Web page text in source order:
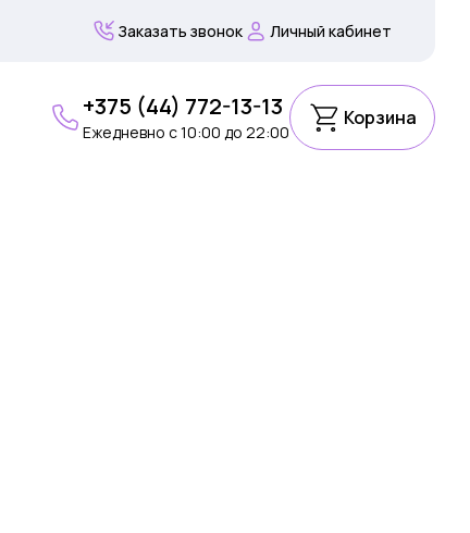
Заказать звонок Личный кабинет
+375 (44) 772-13-13
Ежедневно c 10:00 до 22:00
Корзина